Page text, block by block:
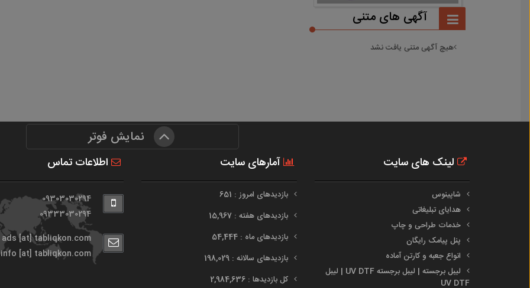
آگهی های متنی
هیچ آگهی متنی یافت نشد
نمایش فوتر
لینک های سایت
شاپینوس
هدایای تبلیغاتی
خدمات طراحی و چاپ
پنل پیامک رایگان
انواع جعبه و کارتن آماده
لیبل برجسته | لیبل برجسته UV DTF | لیبل
UV DTF
آمارهای سایت
بازدیدهای امروز : 651
بازدیدهای هفته : 15,967
بازدیدهای ماه : 54,444
بازدیدهای سالانه : 198,029
کل بازدیدها : 2,984,636
اطلاعات تماس
09303030294
09333030294
ads [at] tabliqkon.com
info [at] tabliqkon.com